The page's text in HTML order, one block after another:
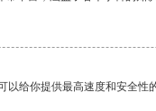
以给你提供最高速度和安全性